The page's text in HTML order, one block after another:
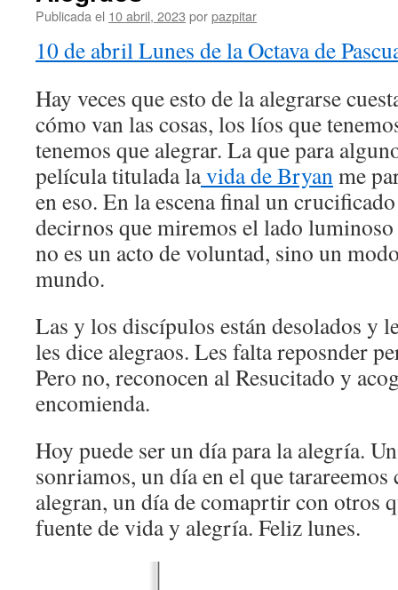
Publicada el 10 abril, 2023 porpazpitar
10 de abril Lunes de la Octava de
Hay veces que esto de la alegrarse
cómo van las cosas, los líos que
tenemos que alegrar. La que para
película titulada lavida de Bryanme
en eso. En la escena final un
decirnos que miremos el lado
no es un acto de voluntad, sino un
mundo.
Las y los discípulos están desolados y
les dice alegraos. Les falta reposnder
Pero no, reconocen al Resucitado y
encomienda.
Hoy puede ser un día para la alegría.
sonriamos, un día en el que tarareemos
alegran, un día de comaprtir con otros
fuente de vida y alegría. Feliz lunes.